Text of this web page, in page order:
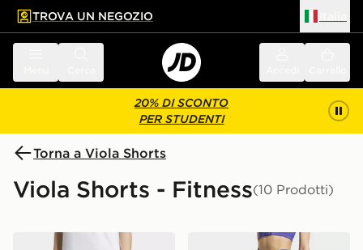
principale
a fondo pagina
TROVA UN NEGOZIO
20% DI SCONTO
PER STUDENTI
Torna a Viola Shorts
Viola Shorts - Fitness(10 Prodotti)
adidas Short Train Essentials 3-stripes Kids
adidas Leggings Da